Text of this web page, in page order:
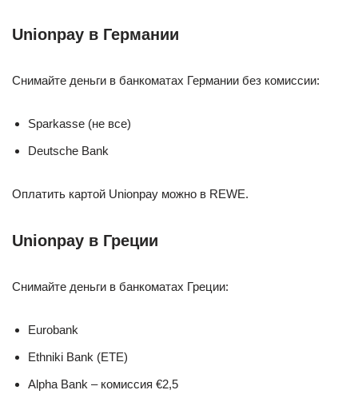
Unionpay в Германии
Снимайте деньги в банкоматах Германии без комиссии:
Sparkasse (не все)
Deutsche Bank
Оплатить картой Unionpay можно в REWE.
Unionpay в Греции
Снимайте деньги в банкоматах Греции:
Eurobank
Ethniki Bank (ETE)
Alpha Bank – комиссия €2,5